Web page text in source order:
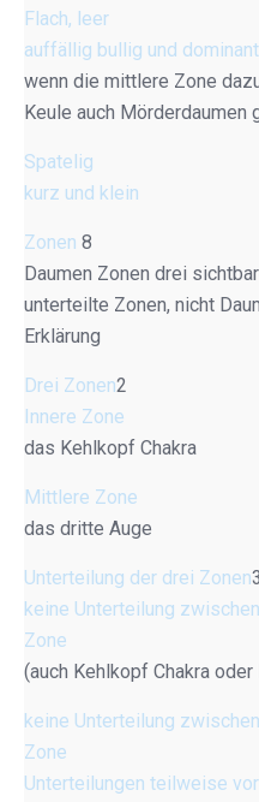
Flach, leer
auffällig bullig und
wenn die mittlere Zone
Keule auch Mörderdaumen
Spatelig
kurz und klein
Zonen 8
Daumen Zonen drei
unterteilte Zonen, nicht
Erklärung
Drei Zonen2
Innere Zone
das Kehlkopf Chakra
Mittlere Zone
das dritte Auge
Unterteilung der drei Zonen3
keine Unterteilung
Zone
(auch Kehlkopf Chakra
keine Unterteilung
Zone
Unterteilungen teilweise